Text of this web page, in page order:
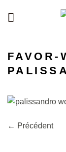
FAVOR-
← Précédent